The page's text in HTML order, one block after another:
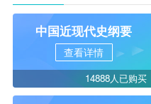
中国近现代史纲要
查看详情
14888人已购买